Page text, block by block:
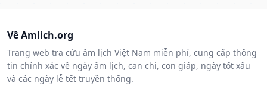
Về Amlich.org
Trang web tra cứu âm lịch Việt Nam miễn phí, cung cấp thông
tin chính xác về ngày âm lịch, can chi, con giáp, ngày tốt xấu
và các ngày lễ tết truyền thống.